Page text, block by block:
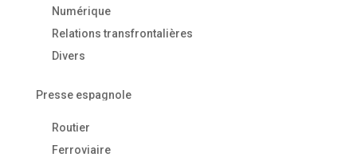
Numérique
Relations transfrontalières
Divers
Presse espagnole
Routier
Ferroviaire